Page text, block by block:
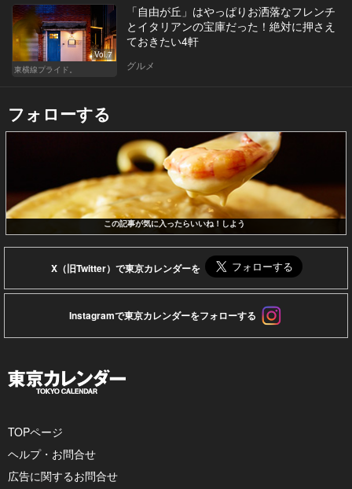
Vol.7
東横線プライド。
「自由が丘」はやっぱりお洒落なフレンチ
とイタリアンの宝庫だった！絶対に押さえ
ておきたい4軒
グルメ
フォローする
この記事が気に入ったらいいね！しよう
X（旧Twitter）で東京カレンダーを
Instagramで東京カレンダーをフォローする
TOPページ
ヘルプ・お問合せ
広告に関するお問合せ